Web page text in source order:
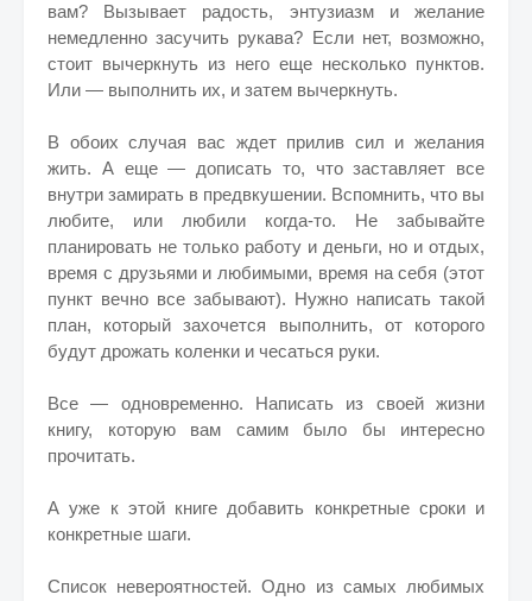
вам? Вызывает радость, энтузиазм и желание
немедленно засучить рукава? Если нет, возможно,
стоит вычеркнуть из него еще несколько пунктов.
Или — выполнить их, и затем вычеркнуть.
В обоих случая вас ждет прилив сил и желания
жить. А еще — дописать то, что заставляет все
внутри замирать в предвкушении. Вспомнить, что вы
любите, или любили когда-то. Не забывайте
планировать не только работу и деньги, но и отдых,
время с друзьями и любимыми, время на себя (этот
пункт вечно все забывают). Нужно написать такой
план, который захочется выполнить, от которого
будут дрожать коленки и чесаться руки.
Все — одновременно. Написать из своей жизни
книгу, которую вам самим было бы интересно
прочитать.
А уже к этой книге добавить конкретные сроки и
конкретные шаги.
Список невероятностей. Одно из самых любимых